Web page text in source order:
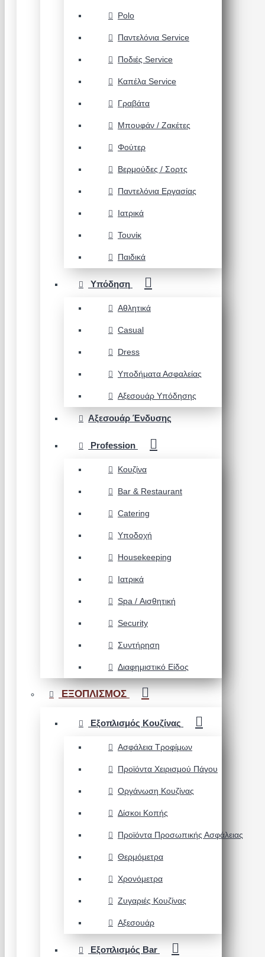
Polo
Παντελόνια Service
Ποδιές Service
Καπέλα Service
Γραβάτα
Μπουφάν / Ζακέτες
Φούτερ
Βερμούδες / Σορτς
Παντελόνια Εργασίας
Ιατρικά
Τουνίκ
Παιδικά
Υπόδηση
Αθλητικά
Casual
Dress
Υποδήματα Ασφαλείας
Αξεσουάρ Υπόδησης
Αξεσουάρ Ένδυσης
Profession
Κουζίνα
Bar & Restaurant
Catering
Υποδοχή
Housekeeping
Ιατρικά
Spa / Αισθητική
Security
Συντήρηση
Διαφημιστικό Είδος
ΕΞΟΠΛΙΣΜΟΣ
Εξοπλισμός Κουζίνας
Ασφάλεια Τροφίμων
Προϊόντα Χειρισμού Πάγου
Οργάνωση Κουζίνας
Δίσκοι Κοπής
Προϊόντα Προσωπικής Ασφάλειας
Θερμόμετρα
Χρονόμετρα
Ζυγαριές Κουζίνας
Αξεσουάρ
Εξοπλισμός Bar